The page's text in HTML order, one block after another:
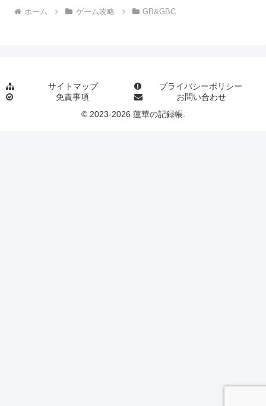
ホーム ゲーム攻略 GB&GBC
サイトマップ
プライバシーポリシー
免責事項
お問い合わせ
© 2023-2026 蓮華の記録帳.